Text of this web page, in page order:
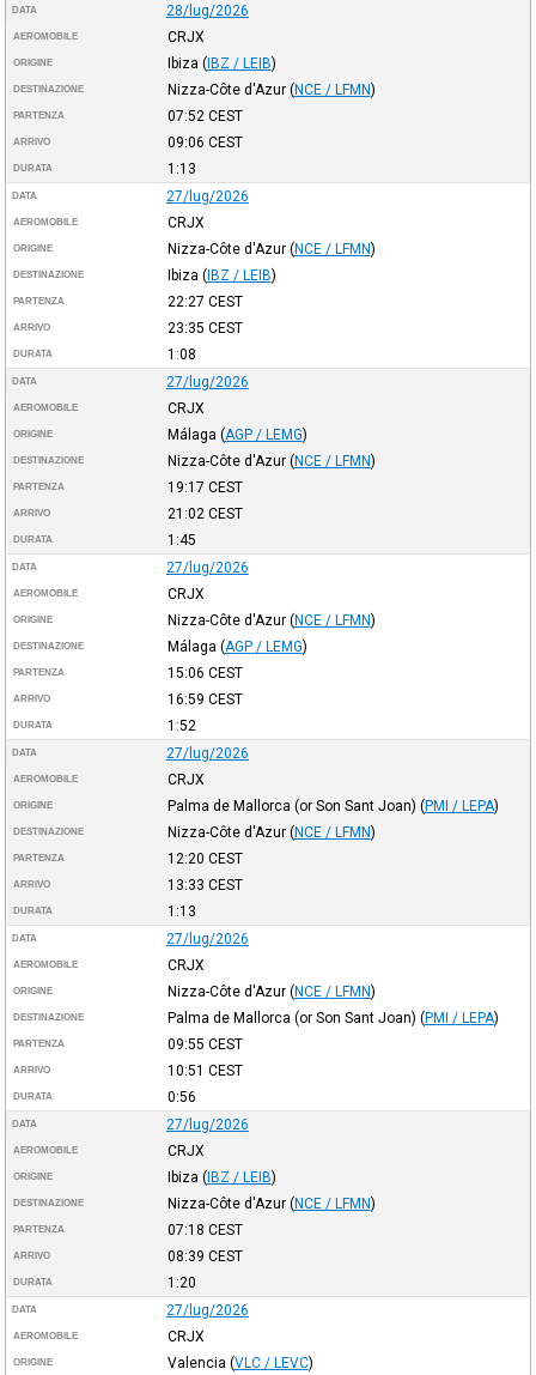
DATA 28/lug/2026
AEROMOBILE CRJX
ORIGINE Ibiza (IBZ / LEIB)
DESTINAZIONE Nizza-Côte d'Azur (NCE / LFMN)
PARTENZA 07:52 CEST
ARRIVO 09:06 CEST
DURATA 1:13
DATA 27/lug/2026
AEROMOBILE CRJX
ORIGINE Nizza-Côte d'Azur (NCE / LFMN)
DESTINAZIONE Ibiza (IBZ / LEIB)
PARTENZA 22:27 CEST
ARRIVO 23:35 CEST
DURATA 1:08
DATA 27/lug/2026
AEROMOBILE CRJX
ORIGINE Málaga (AGP / LEMG)
DESTINAZIONE Nizza-Côte d'Azur (NCE / LFMN)
PARTENZA 19:17 CEST
ARRIVO 21:02 CEST
DURATA 1:45
DATA 27/lug/2026
AEROMOBILE CRJX
ORIGINE Nizza-Côte d'Azur (NCE / LFMN)
DESTINAZIONE Málaga (AGP / LEMG)
PARTENZA 15:06 CEST
ARRIVO 16:59 CEST
DURATA 1:52
DATA 27/lug/2026
AEROMOBILE CRJX
ORIGINE Palma de Mallorca (or Son Sant Joan) (PMI / LEPA)
DESTINAZIONE Nizza-Côte d'Azur (NCE / LFMN)
PARTENZA 12:20 CEST
ARRIVO 13:33 CEST
DURATA 1:13
DATA 27/lug/2026
AEROMOBILE CRJX
ORIGINE Nizza-Côte d'Azur (NCE / LFMN)
DESTINAZIONE Palma de Mallorca (or Son Sant Joan) (PMI / LEPA)
PARTENZA 09:55 CEST
ARRIVO 10:51 CEST
DURATA 0:56
DATA 27/lug/2026
AEROMOBILE CRJX
ORIGINE Ibiza (IBZ / LEIB)
DESTINAZIONE Nizza-Côte d'Azur (NCE / LFMN)
PARTENZA 07:18 CEST
ARRIVO 08:39 CEST
DURATA 1:20
DATA 27/lug/2026
AEROMOBILE CRJX
ORIGINE Valencia (VLC / LEVC)